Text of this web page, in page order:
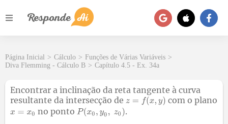
Página Inicial > Cálculo > Funções de Várias Variáveis >
Diva Flemming - Cálculo B > Capítulo 4.5 - Ex. 34a
Encontrar a inclinação da reta tangente à curva
resultante da intersecção de
com o plano
no ponto
.